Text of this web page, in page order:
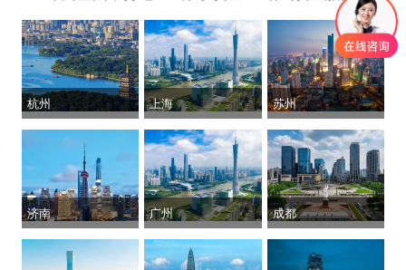
杭州
济南
上海
广州
苏州
成都